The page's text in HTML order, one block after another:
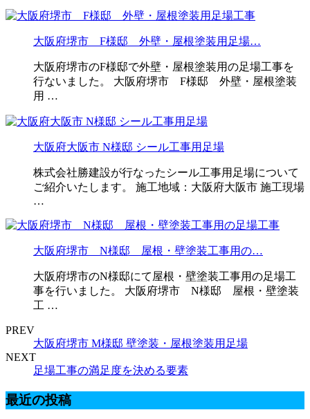
大阪府堺市 F様邸 外壁・屋根塗装用足場…
大阪府堺市のF様邸で外壁・屋根塗装用の足場工事を
行ないました。 大阪府堺市 F様邸 外壁・屋根塗装
用 …
大阪府大阪市 N様邸 シール工事用足場
株式会社勝建設が行なったシール工事用足場について
ご紹介いたします。 施工地域：大阪府大阪市 施工現場
…
大阪府堺市 N様邸 屋根・壁塗装工事用の…
大阪府堺市のN様邸にて屋根・壁塗装工事用の足場工
事を行いました。 大阪府堺市 N様邸 屋根・壁塗装
工 …
PREV
大阪府堺市 M様邸 壁塗装・屋根塗装用足場
NEXT
足場工事の満足度を決める要素
最近の投稿